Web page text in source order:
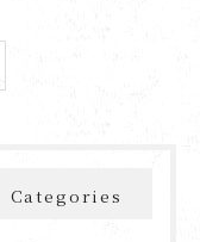
Categories